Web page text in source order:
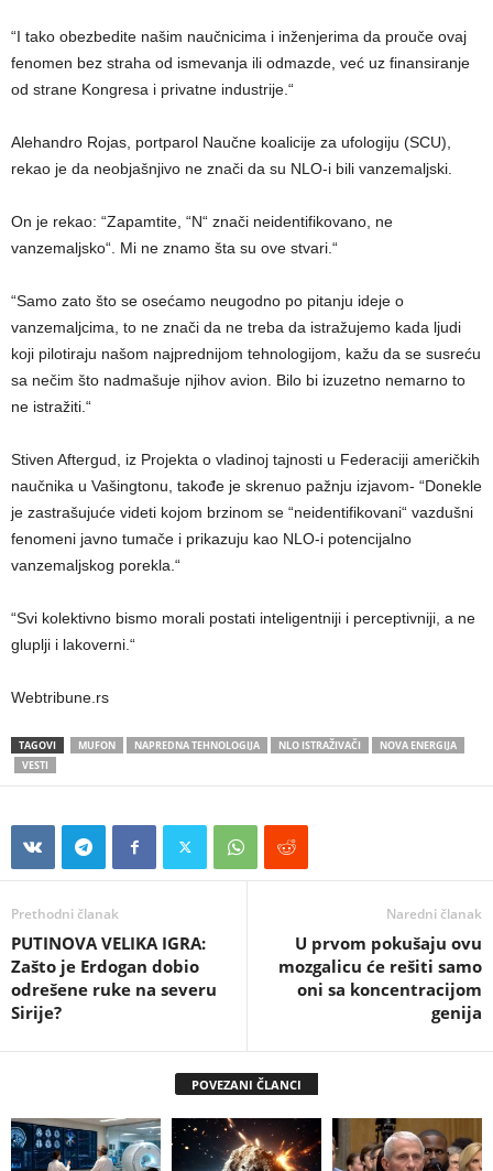
“I tako obezbedite našim naučnicima i inženjerima da prouče ovaj
fenomen bez straha od ismevanja ili odmazde, već uz finansiranje
od strane Kongresa i privatne industrije.“
Alehandro Rojas, portparol Naučne koalicije za ufologiju (SCU),
rekao je da neobjašnjivo ne znači da su NLO-i bili vanzemaljski.
On je rekao: “Zapamtite, “N“ znači neidentifikovano, ne
vanzemaljsko“. Mi ne znamo šta su ove stvari.“
“Samo zato što se osećamo neugodno po pitanju ideje o
vanzemaljcima, to ne znači da ne treba da istražujemo kada ljudi
koji pilotiraju našom najprednijom tehnologijom, kažu da se susreću
sa nečim što nadmašuje njihov avion. Bilo bi izuzetno nemarno to
ne istražiti.“
Stiven Aftergud, iz Projekta o vladinoj tajnosti u Federaciji američkih
naučnika u Vašingtonu, takođe je skrenuo pažnju izjavom- “Donekle
je zastrašujuće videti kojom brzinom se “neidentifikovani“ vazdušni
fenomeni javno tumače i prikazuju kao NLO-i potencijalno
vanzemaljskog porekla.“
“Svi kolektivno bismo morali postati inteligentniji i perceptivniji, a ne
gluplji i lakoverni.“
Webtribune.rs
TAGOVI MUFON NAPREDNA TEHNOLOGIJA NLO ISTRAŽIVAČI
NOVA ENERGIJA
VESTI
Prethodni članak
PUTINOVA VELIKA IGRA:
Zašto je Erdogan dobio
odrešene ruke na severu
Sirije?
Naredni članak
U prvom pokušaju ovu
mozgalicu će rešiti samo
oni sa koncentracijom
genija
POVEZANI ČLANCI